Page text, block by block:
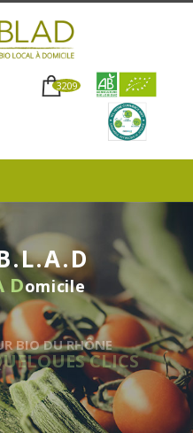
3209
Domicile
RHÔNE
CLICS